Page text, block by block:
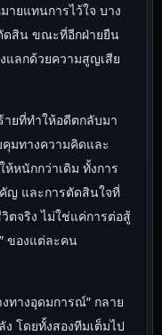
ายแทนการไว้ใจ บาง
ดสิน ขณะที่อีกฝ่ายยืน
แลกด้วยความสูญเสีย
ยที่ทำให้อดีตกลับมา
คุมทางความคิดและ
หนักกว่าเดิม ทั้งการ
ญ และการตัดสินใจที่
ตจริง ไม่ใช่แค่การต่อสู้
ของแต่ละคน
ทางอุดมการณ์” กลาย
โดยทั้งสองทีมเต็มไป